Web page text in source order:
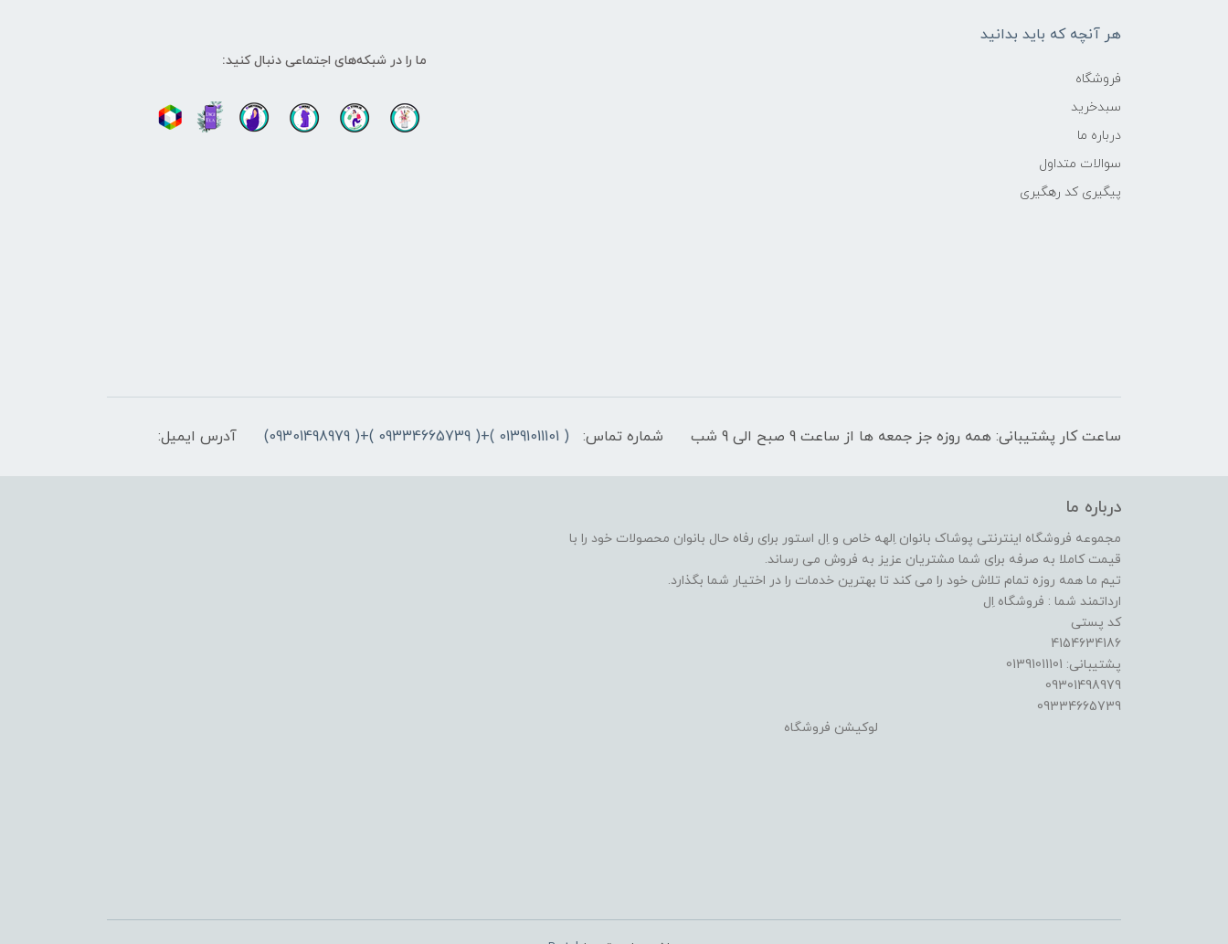
هر آنچه که باید بدانید
فروشگاه
سبدخرید
درباره ما
سوالات متداول
پیگیری کد رهگیری
ما را در شبکه‌های اجتماعی دنبال کنید:
ساعت کار پشتیبانی: همه روزه جز جمعه ها از ساعت 9 صبح الی 9 شب شماره تماس: ( 01391011101 )+( 09334665739 )+( 09301498979) آدرس ایمیل:
درباره ما
مجموعه فروشگاه اینترنتی پوشاک بانوان اِلهه خاص و اِل استور برای رفاه حال بانوان محصولات خود را با
قیمت کاملا به صرفه برای شما مشتریان عزیز به فروش می رساند.
تیم ما همه روزه تمام تلاش خود را می کند تا بهترین خدمات را در اختیار شما بگذارد.
ارداتمند شما : فروشگاه اِل
کد پستی
4154634186
پشتیبانی: 01391011101
09301498979
09334665739
لوکیشن فروشگاه